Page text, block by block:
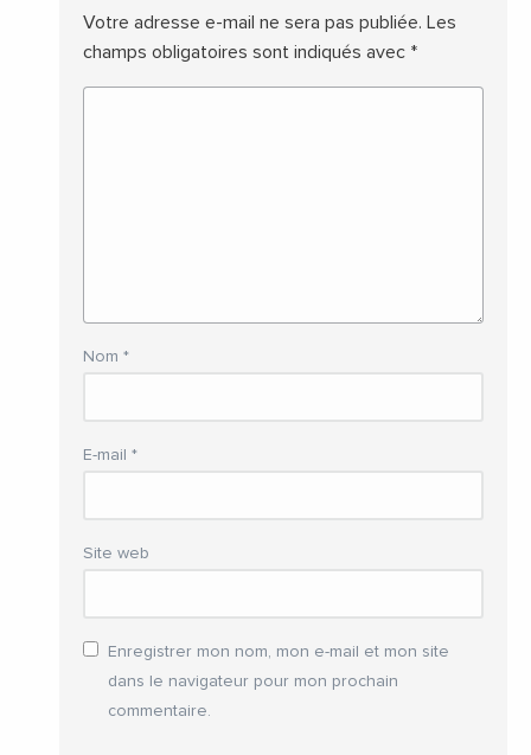
Votre adresse e-mail ne sera pas publiée. Les
champs obligatoires sont indiqués avec *
Nom *
E-mail *
Site web
Enregistrer mon nom, mon e-mail et mon site
dans le navigateur pour mon prochain
commentaire.